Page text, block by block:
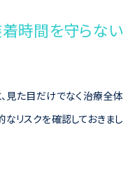
時間を守らない
見た目だけでなく治療全体
リスクを確認しておきまし